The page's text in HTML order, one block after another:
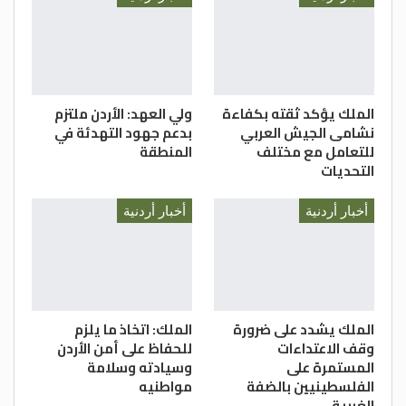
الملك يؤكد ثقته بكفاءة
نشامى الجيش العربي
للتعامل مع مختلف
التحديات
ولي العهد: الأردن ملتزم
بدعم جهود التهدئة في
المنطقة
أخبار أردنية
الملك يشدد على ضرورة
وقف الاعتداءات
المستمرة على
الفلسطينيين بالضفة
أخبار أردنية
الملك: اتخاذ ما يلزم
للحفاظ على أمن الأردن
وسيادته وسلامة
مواطنيه